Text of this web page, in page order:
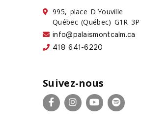
995, place D'Youville
Québec (Québec) G1R
info@palaismontcalm.ca
418 641-6220
Suivez-nous
FacebookInstagram
YouTube